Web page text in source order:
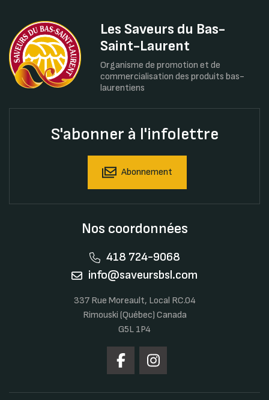
Les Saveurs du Bas-
Saint-Laurent
Organisme de promotion et de
commercialisation des produits bas-
laurentiens
S'abonner à l'infolettre
Abonnement
Nos coordonnées
418 724-9068
info@saveursbsl.com
337 Rue Moreault, Local RC.04
Rimouski (Québec) Canada
G5L 1P4